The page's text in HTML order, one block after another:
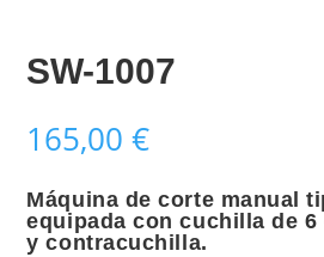
SW-1007
165,00€
Máquina de corte manual
equipada con cuchilla de 6
y contracuchilla.